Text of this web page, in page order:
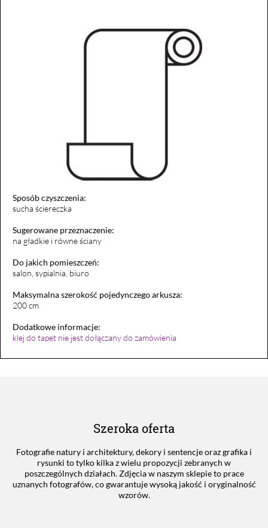
Sposób czyszczenia:
sucha ściereczka
Sugerowane przeznaczenie:
na gładkie i równe ściany
Do jakich pomieszczeń:
salon, sypialnia, biuro
Maksymalna szerokość pojedynczego arkusza:
200 cm
Dodatkowe informacje:
klej do tapet nie jest dołączany do zamówienia
Szeroka oferta
Fotografie natury i architektury, dekory i sentencje oraz grafika i
rysunki to tylko kilka z wielu propozycji zebranych w
poszczególnych działach. Zdjęcia w naszym sklepie to prace
uznanych fotografów, co gwarantuje wysoką jakość i oryginalność
wzorów.